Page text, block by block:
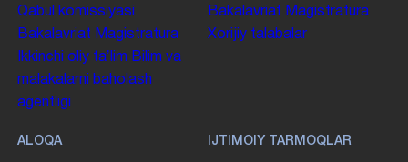
Qabul komissiyasi
Bakalavriat Magistratura
Ikkinchi oliy taʼlim Bilim va
malakalarni baholash
agentligi
Bakalavriat Magistratura
Xorijiy talabalar
ALOQA IJTIMOIY TARMOQLAR